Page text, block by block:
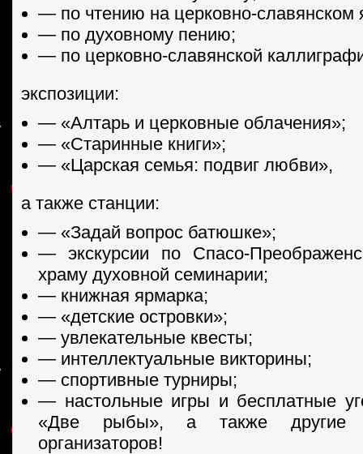
— по чтению на церковно-славянском
— по духовному пению;
— по церковно-славянской
экспозиции:
— «Алтарь и церковные облачения»;
— «Старинные книги»;
— «Царская семья: подвиг любви»,
а также станции:
— «Задай вопрос батюшке»;
— экскурсии по Спасо-
храму духовной семинарии;
— книжная ярмарка;
— «детские островки»;
— увлекательные квесты;
— интеллектуальные викторины;
— спортивные турниры;
— настольные игры и бесплатные
«Две рыбы», а также другие
организаторов!